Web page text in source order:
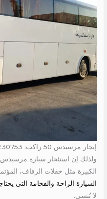
إيجار مرسيدس 50 راكب: 01004230753
الكبيرة مثل حفلات الزفاف،
السيارة الراحة والفخامة التي
لا تُنسى.